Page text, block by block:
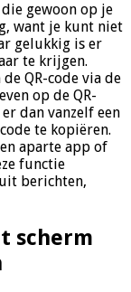
gewoon op je
want je kunt niet
gelukkig is er
te krijgen.
QR-code via de
op de QR-
dan vanzelf een
te kopiëren.
aparte app of
functie
berichten,
scherm